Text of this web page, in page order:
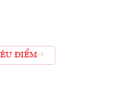
ĐIỂM